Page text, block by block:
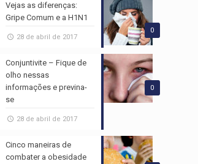
0
Vejas as diferenças:
Gripe Comum e a H1N1
28 de abril de 2017
0
Conjuntivite – Fique de
olho nessas
informações e previna-
se
28 de abril de 2017
Cinco maneiras de
combater a obesidade